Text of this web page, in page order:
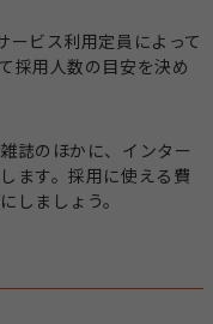
ービス利用定員によって
採用人数の目安を決め
誌のほかに、インター
ます。採用に使える費
しましょう。